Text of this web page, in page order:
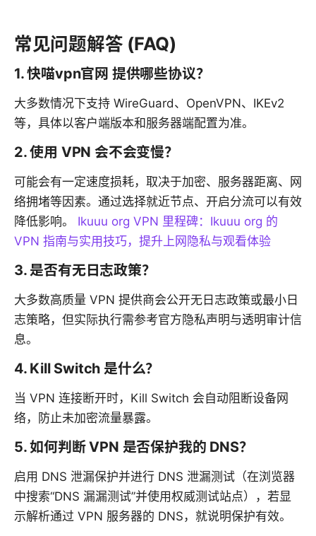
常见问题解答 (FAQ)
1. 快喵vpn官网 提供哪些协议？
大多数情况下支持 WireGuard、OpenVPN、IKEv2
等，具体以客户端版本和服务器端配置为准。
2. 使用 VPN 会不会变慢？
可能会有一定速度损耗，取决于加密、服务器距离、网
络拥堵等因素。通过选择就近节点、开启分流可以有效
降低影响。 Ikuuu org VPN 里程碑：Ikuuu org 的
VPN 指南与实用技巧，提升上网隐私与观看体验
3. 是否有无日志政策？
大多数高质量 VPN 提供商会公开无日志政策或最小日
志策略，但实际执行需参考官方隐私声明与透明审计信
息。
4. Kill Switch 是什么？
当 VPN 连接断开时，Kill Switch 会自动阻断设备网
络，防止未加密流量暴露。
5. 如何判断 VPN 是否保护我的 DNS？
启用 DNS 泄漏保护并进行 DNS 泄漏测试（在浏览器
中搜索“DNS 漏漏测试”并使用权威测试站点），若显
示解析通过 VPN 服务器的 DNS，就说明保护有效。